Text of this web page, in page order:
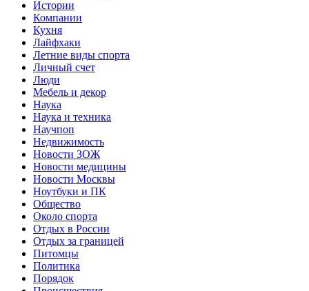
Истории
Компании
Кухня
Лайфхаки
Летние виды спорта
Личный счет
Люди
Мебель и декор
Наука
Наука и техника
Научпоп
Недвижимость
Новости ЗОЖ
Новости медицины
Новости Москвы
Ноутбуки и ПК
Общество
Около спорта
Отдых в России
Отдых за границей
Питомцы
Политика
Порядок